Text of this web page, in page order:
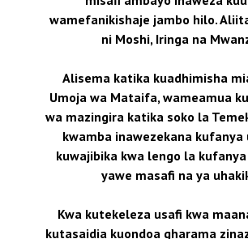
wamefanikishaje jambo hilo.
ni Moshi, Iringa na
Alisema katika kuadhimisha
Umoja wa Mataifa, wameamua
wa mazingira katika soko la
kwamba inawezekana kufanya
kuwajibika kwa lengo la
yawe masafi na ya
Kwa kutekeleza usafi kwa
kutasaidia kuondoa gharama